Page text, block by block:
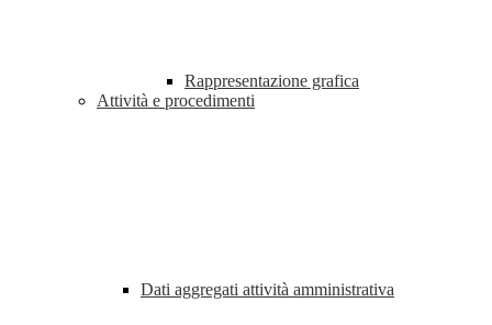
Rappresentazione grafica
Attività e procedimenti
Dati aggregati attività amministrativa